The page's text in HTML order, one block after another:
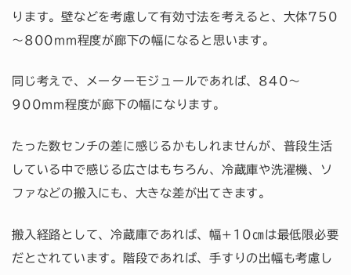
ります。壁などを考慮して有効寸法を考えると、大体750
～800mm程度が廊下の幅になると思います。
同じ考えで、メーターモジュールであれば、840～
900mm程度が廊下の幅になります。
たった数センチの差に感じるかもしれませんが、普段生活
している中で感じる広さはもちろん、冷蔵庫や洗濯機、ソ
ファなどの搬入にも、大きな差が出てきます。
搬入経路として、冷蔵庫であれば、幅+10㎝は最低限必要
だとされています。階段であれば、手すりの出幅も考慮し